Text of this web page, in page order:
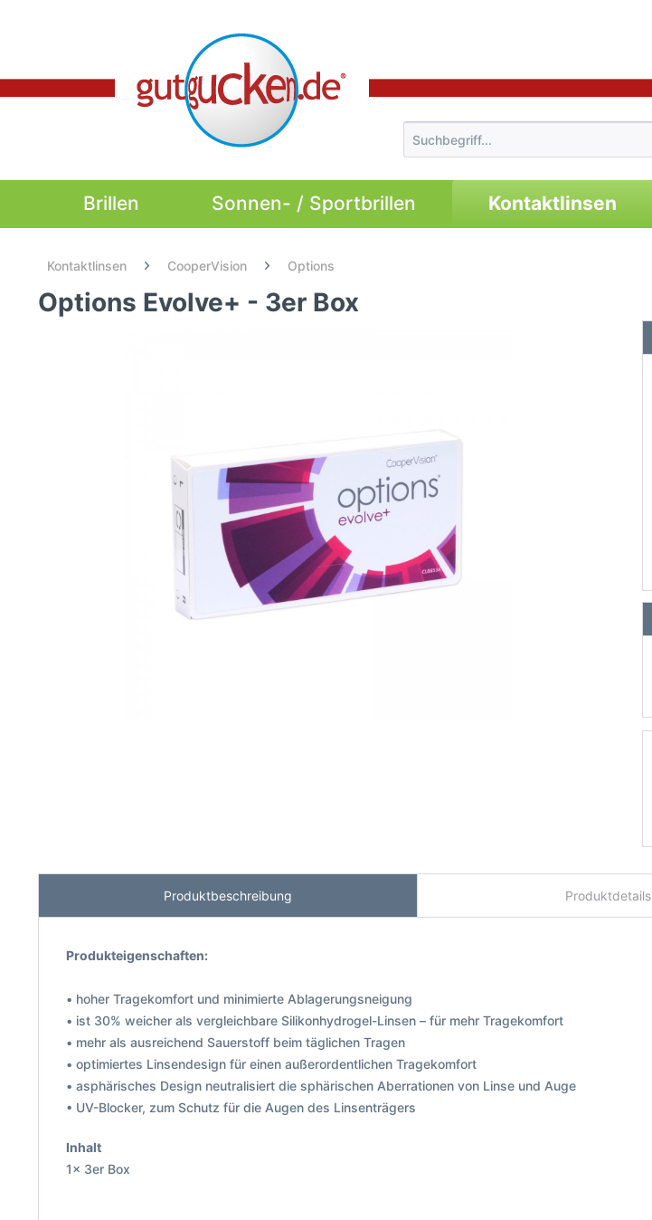
Brillen Sonnen- / Sportbrillen Kontaktlinsen
Kontaktlinsen CooperVision Options
Options Evolve+ - 3er Box
Produktbeschreibung Produktdetails
Produkteigenschaften:
• hoher Tragekomfort und minimierte Ablagerungsneigung
• ist 30% weicher als vergleichbare Silikonhydrogel-Linsen – für mehr Tragekomfort
• mehr als ausreichend Sauerstoff beim täglichen Tragen
• optimiertes Linsendesign für einen außerordentlichen Tragekomfort
• asphärisches Design neutralisiert die sphärischen Aberrationen von Linse und Auge
• UV-Blocker, zum Schutz für die Augen des Linsenträgers
Inhalt
1x 3er Box